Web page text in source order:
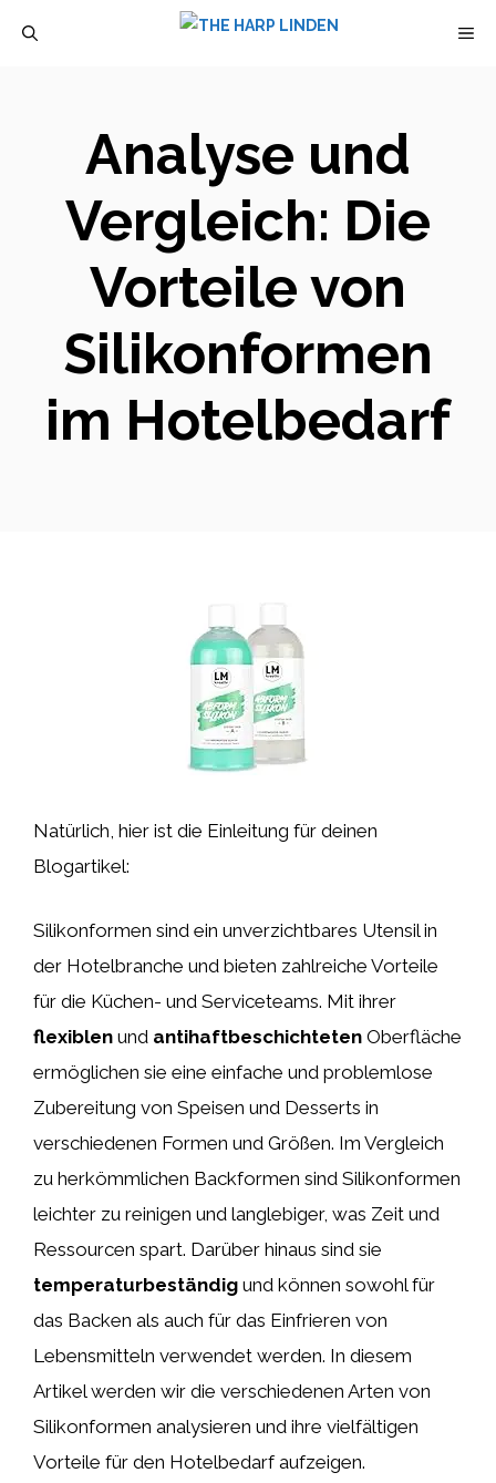
Analyse und
Vergleich: Die
Vorteile von
Silikonformen
im Hotelbedarf
Natürlich, hier ist die Einleitung für deinen
Blogartikel:
Silikonformen sind ein unverzichtbares Utensil in
der Hotelbranche und bieten zahlreiche Vorteile
für die Küchen- und Serviceteams. Mit ihrer
flexiblen und antihaftbeschichteten Oberfläche
ermöglichen sie eine einfache und problemlose
Zubereitung von Speisen und Desserts in
verschiedenen Formen und Größen. Im Vergleich
zu herkömmlichen Backformen sind Silikonformen
leichter zu reinigen und langlebiger, was Zeit und
Ressourcen spart. Darüber hinaus sind sie
temperaturbeständig und können sowohl für
das Backen als auch für das Einfrieren von
Lebensmitteln verwendet werden. In diesem
Artikel werden wir die verschiedenen Arten von
Silikonformen analysieren und ihre vielfältigen
Vorteile für den Hotelbedarf aufzeigen.